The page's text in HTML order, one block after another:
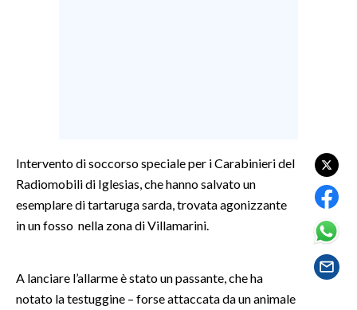
SARDEGNA TURISMO
NOTIZIE
EVENTI
Intervento di soccorso speciale per i Carabinieri del
Radiomobili di Iglesias, che hanno salvato un
esemplare di tartaruga sarda, trovata agonizzante
in un fosso nella zona di Villamarini.
A lanciare l’allarme è stato un passante, che ha
notato la testuggine – forse attaccata da un animale